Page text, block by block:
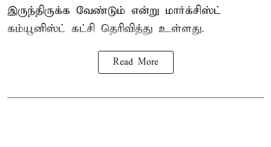
இருந்திருக்க வேண்டும் என்று மார்க்சிஸ்ட்
கம்யூனிஸ்ட் கட்சி தெரிவித்து உள்ளது.
Read More